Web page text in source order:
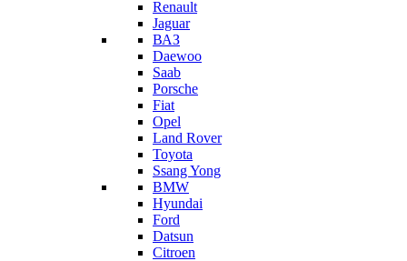
Renault
Jaguar
ВАЗ
Daewoo
Saab
Porsche
Fiat
Opel
Land Rover
Toyota
Ssang Yong
BMW
Hyundai
Ford
Datsun
Citroen